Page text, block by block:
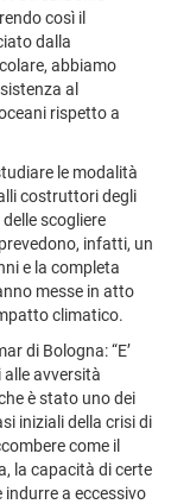
così il
dalla
abbiamo
al
rispetto a
le modalità
costruttori degli
scogliere
infatti, un
e la completa
messe in atto
climatico.
di Bologna: “E’
avversità
è stato uno dei
iniziali della crisi di
come il
la capacità di certe
a eccessivo